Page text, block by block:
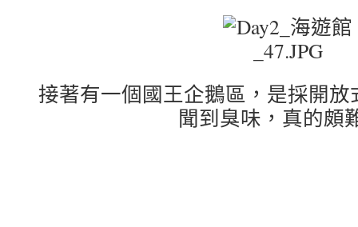
接著有一個國王企鵝區，是採開
聞到臭味，真的頗